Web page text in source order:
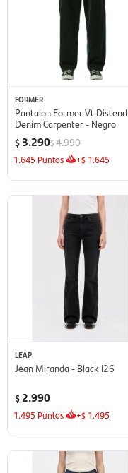
FORMER
Pantalon Former Vt Distend
Denim Carpenter - Negro
$ 3.290$4.990
1.645 Puntos +$ 1.645
LEAP
Jean Miranda - Black I26
$ 2.990
1.495 Puntos +$ 1.495